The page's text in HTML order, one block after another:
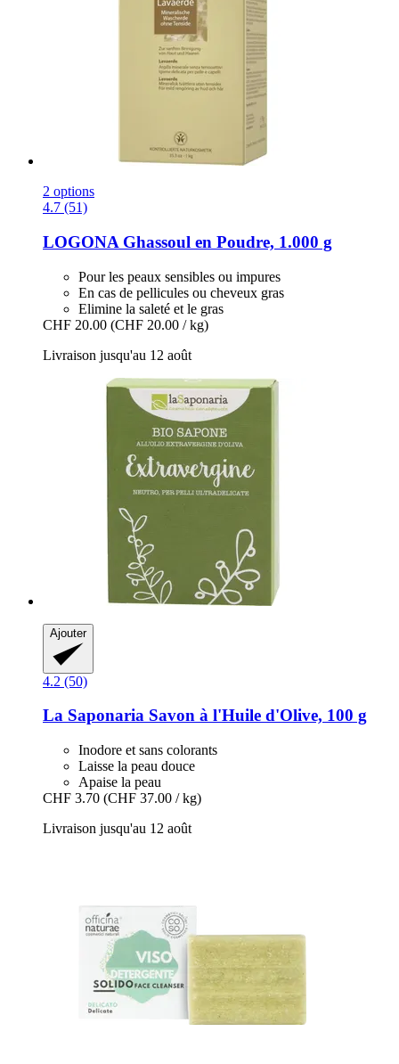
2 options
4.7 (51)
LOGONA Ghassoul en Poudre, 1.000 g
Pour les peaux sensibles ou impures
En cas de pellicules ou cheveux gras
Elimine la saleté et le gras
CHF 20.00 (CHF 20.00 / kg)
Livraison jusqu'au 12 août
Ajouter
4.2 (50)
La Saponaria Savon à l'Huile d'Olive, 100 g
Inodore et sans colorants
Laisse la peau douce
Apaise la peau
CHF 3.70 (CHF 37.00 / kg)
Livraison jusqu'au 12 août